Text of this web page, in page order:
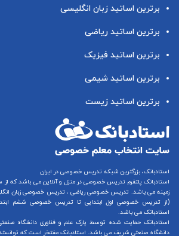
برترین اساتید زبان انگلیسی
برترین اساتید ریاضی
برترین اساتید فیزیک
برترین اساتید شیمی
برترین اساتید زیست
استادبانک، بزرگترین شبکه تدریس خصوصی در ایران
استادبانک پلتفرم تدریس خصوصی در منزل و آنلاین
زمینه می باشد. تدریس خصوصی ریاضی ، تدریس خصوصی زبان
(از تدریس خصوصی اول ابتدایی تا تدریس خصوصی ششم
استادبانک می باشد.
استادبانک حمایت شده توسط پارک علم و فناوری دانشگاه
دانشگاه صنعتی شریف می باشد. استادبانک مفتخر است که توانسته،